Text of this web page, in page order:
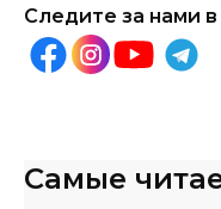
Следите за нами в
Самые